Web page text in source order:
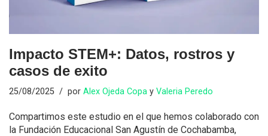
Impacto STEM+: Datos, rostros y
casos de exito
25/08/2025 por Alex Ojeda Copa y Valeria Peredo
Compartimos este estudio en el que hemos colaborado con
la Fundación Educacional San Agustín de Cochabamba,